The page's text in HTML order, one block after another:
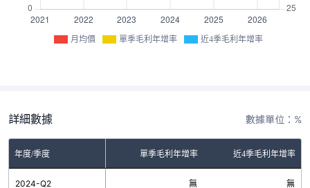
月均價 單季毛利年增率 近4季毛利年增率
詳細數據 數據單位：%
年度/季度 單季毛利年增率 近4季毛利年增率
2024-Q2 無 無